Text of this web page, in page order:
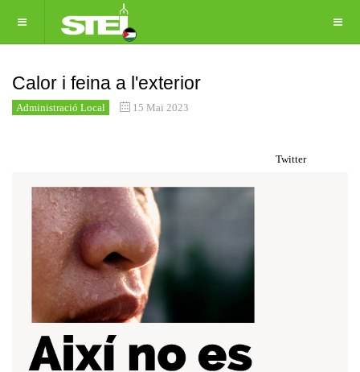
Calor i feina a l'exterior
Administració Local 15 Mai 2023
Twitter